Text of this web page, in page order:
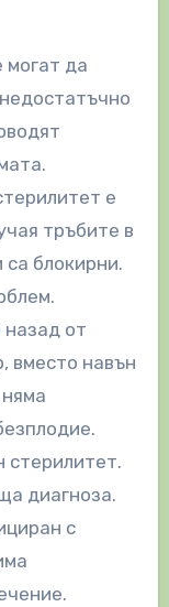
могат да
е
тръбите в
блокирни.
назад от
вместо навън
стерилитет.
диагноза.
с